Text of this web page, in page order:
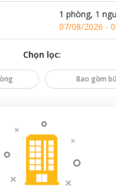
1 phòng, 1
07/08/2026 -
Chọn lọc:
Bao gồm